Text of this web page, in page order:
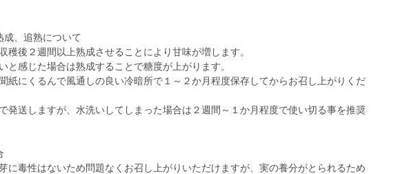
成、追熟について
穫後２週間以上熟成させることにより甘味が増します。
と感じた場合は熟成することで糖度が上がります。
紙にくるんで風通しの良い冷暗所で１～２か月程度保存してからお召し上がりくだ
発送しますが、水洗いしてしまった場合は２週間～１か月程度で使い切る事を推奨
に毒性はないため問題なくお召し上がりいただけますが、実の養分がとられるため